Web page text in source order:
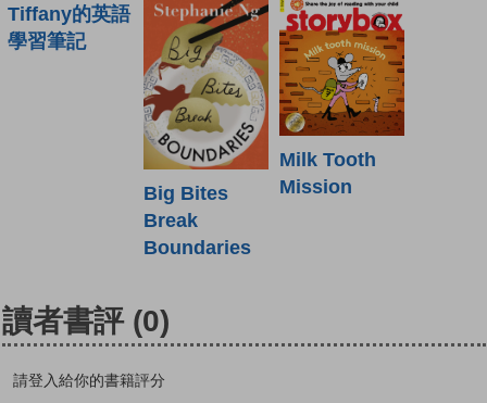
Tiffany的英語
學習筆記
Big Bites
Break
Boundaries
Milk Tooth
Mission
讀者書評 (0)
請登入給你的書籍評分